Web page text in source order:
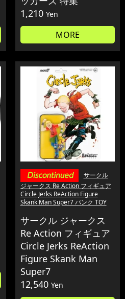
1,210 Yen
MORE
サークル
ジャークス Re Action フィギュア
Circle Jerks ReAction Figure
Skank Man Super7 パンク TOY
サークル ジャークス
Re Action フィギュア
Circle Jerks ReAction
Figure Skank Man
Super7
12,540 Yen